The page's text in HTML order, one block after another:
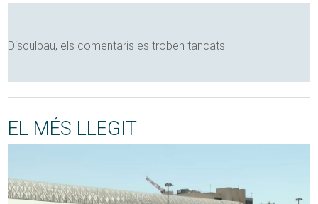
Disculpau, els comentaris es troben tancats
EL MÉS LLEGIT